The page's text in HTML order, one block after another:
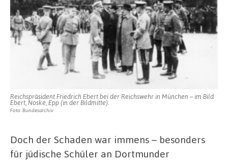
Reichspräsident Friedrich Ebert bei der Reichswehr in München – im Bild
Ebert, Noske, Epp (in der Bildmitte).
Foto: Bundesarchiv
Doch der Schaden war immens – besonders
für jüdische Schüler an Dortmunder